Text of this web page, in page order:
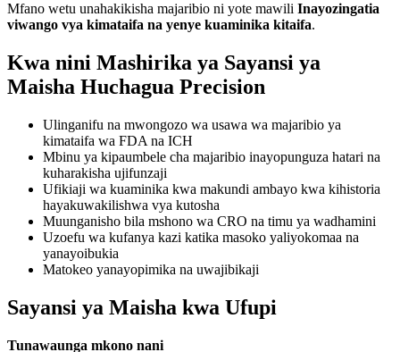
Mfano wetu unahakikisha majaribio ni yote mawili Inayozingatia
viwango vya kimataifa na yenye kuaminika kitaifa.
Kwa nini Mashirika ya Sayansi ya
Maisha Huchagua Precision
Ulinganifu na mwongozo wa usawa wa majaribio ya
kimataifa wa FDA na ICH
Mbinu ya kipaumbele cha majaribio inayopunguza hatari na
kuharakisha ujifunzaji
Ufikiaji wa kuaminika kwa makundi ambayo kwa kihistoria
hayakuwakilishwa vya kutosha
Muunganisho bila mshono wa CRO na timu ya wadhamini
Uzoefu wa kufanya kazi katika masoko yaliyokomaa na
yanayoibukia
Matokeo yanayopimika na uwajibikaji
Sayansi ya Maisha kwa Ufupi
Tunawaunga mkono nani